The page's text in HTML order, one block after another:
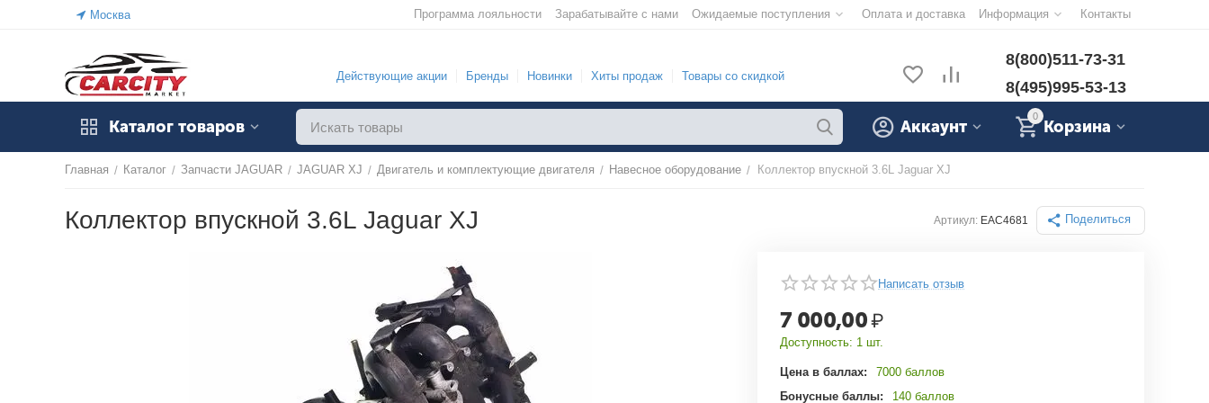
Москва Программа лояльности Зарабатывайте с нами Ожидаемые поступления Оплата и доставка Информация Контакты
Действующие акции Бренды Новинки Хиты продаж Товары со скидкой
8(800)511-73-31
8(495)995-53-13
Каталог товаров
0
Корзина
Аккаунт
Главная / Каталог / Запчасти JAGUAR / JAGUAR XJ / Двигатель и комплектующие двигателя / Навесное оборудование / Коллектор впускной 3.6L Jaguar XJ
Коллектор впускной 3.6L Jaguar XJ Артикул: EAC4681 Поделиться
Написать отзыв
7 000,00₽
Доступность: 1 шт.
Цена в баллах:
7000 баллов
Бонусные баллы:
140 баллов